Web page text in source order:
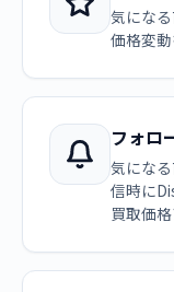
気にな
価格変動
フォロ
気にな
信時に
買取価